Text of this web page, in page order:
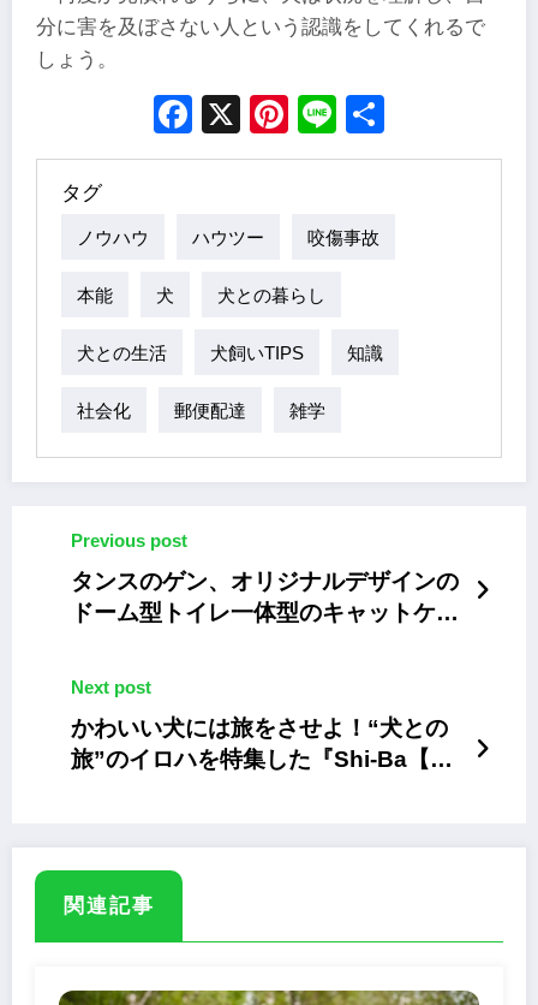
分に害を及ぼさない人という認識をしてくれるで
しょう。
Facebook
X Pinterest
Line
タグ
ノウハウ ハウツー 咬傷事故
本能 犬 犬との暮らし
犬との生活 犬飼いTIPS 知識
社会化 郵便配達 雑学
Previous post
タンスのゲン、オリジナルデザインの
ドーム型トイレ一体型のキャットケー
Next post
かわいい犬には旅をさせよ！“犬との
旅”のイロハを特集した『Shi-Ba【シ
関連記事